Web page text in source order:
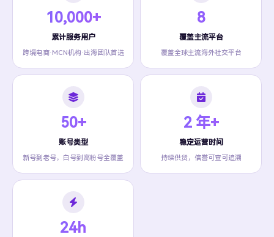
10,000+
累计服务用户
跨境电商·MCN机构·出海团队首选
8
覆盖主流平台
覆盖全球主流海外社交平台
50+
账号类型
新号到老号，白号到高粉号全覆盖
2 年+
稳定运营时间
持续供货，信誉可查可追溯
24h